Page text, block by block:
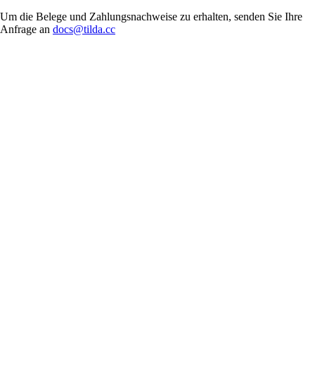
Um die Belege und Zahlungsnachweise zu erhalten, senden Sie Ihre
Anfrage an docs@tilda.cc